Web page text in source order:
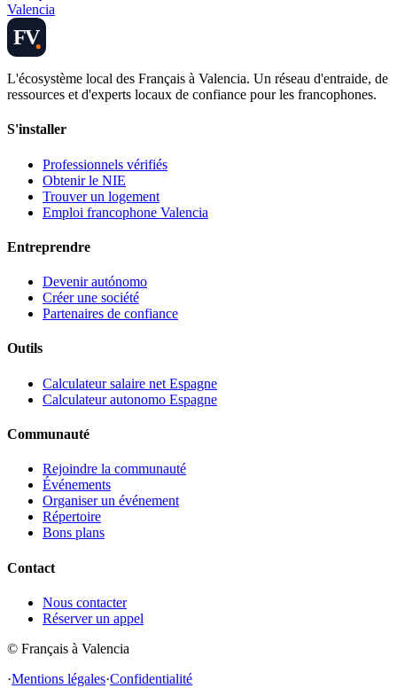
Valencia
FV
L'écosystème local des Français à Valencia. Un réseau d'entraide, de
ressources et d'experts locaux de confiance pour les francophones.
S'installer
Professionnels vérifiés
Obtenir le NIE
Trouver un logement
Emploi francophone Valencia
Entreprendre
Devenir autónomo
Créer une société
Partenaires de confiance
Outils
Calculateur salaire net Espagne
Calculateur autonomo Espagne
Communauté
Rejoindre la communauté
Événements
Organiser un événement
Répertoire
Bons plans
Contact
Nous contacter
Réserver un appel
© Français à Valencia
·Mentions légales·Confidentialité